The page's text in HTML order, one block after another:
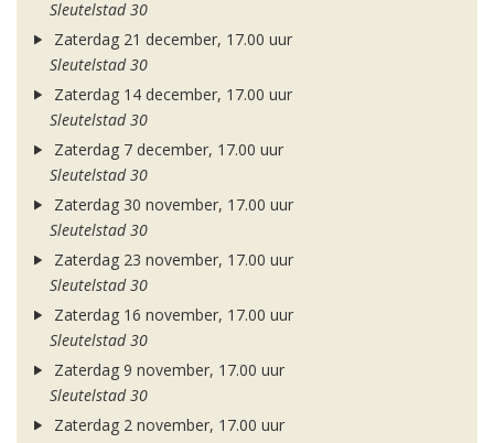
Sleutelstad 30
Zaterdag 21 december, 17.00 uur
Sleutelstad 30
Zaterdag 14 december, 17.00 uur
Sleutelstad 30
Zaterdag 7 december, 17.00 uur
Sleutelstad 30
Zaterdag 30 november, 17.00 uur
Sleutelstad 30
Zaterdag 23 november, 17.00 uur
Sleutelstad 30
Zaterdag 16 november, 17.00 uur
Sleutelstad 30
Zaterdag 9 november, 17.00 uur
Sleutelstad 30
Zaterdag 2 november, 17.00 uur